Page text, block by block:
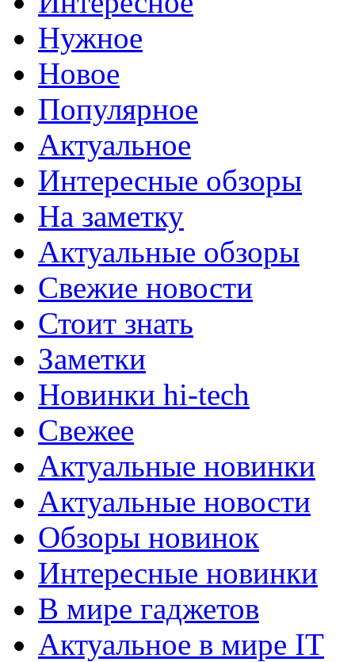
Нужное
Новое
Популярное
Актуальное
Интересные обзоры
На заметку
Актуальные обзоры
Свежие новости
Стоит знать
Заметки
Новинки hi-tech
Свежее
Актуальные новинки
Актуальные новости
Обзоры новинок
Интересные новинки
В мире гаджетов
Актуальное в мире IT